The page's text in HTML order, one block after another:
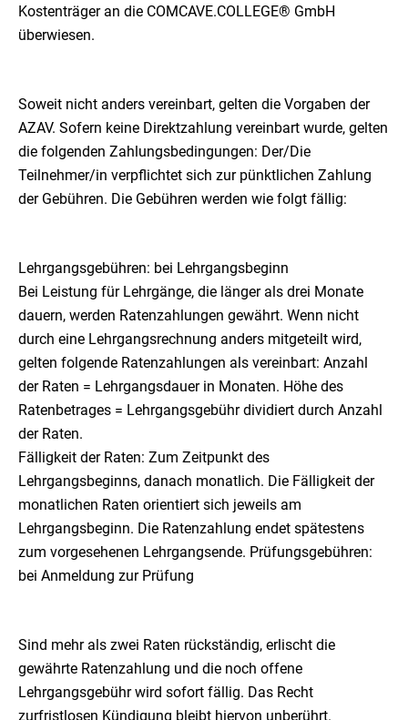
Kostenträger an die COMCAVE.COLLEGE® GmbH
überwiesen.
Soweit nicht anders vereinbart, gelten die Vorgaben der
AZAV. Sofern keine Direktzahlung vereinbart wurde, gelten
die folgenden Zahlungsbedingungen: Der/Die
Teilnehmer/in verpflichtet sich zur pünktlichen Zahlung
der Gebühren. Die Gebühren werden wie folgt fällig:
Lehrgangsgebühren: bei Lehrgangsbeginn
Bei Leistung für Lehrgänge, die länger als drei Monate
dauern, werden Ratenzahlungen gewährt. Wenn nicht
durch eine Lehrgangsrechnung anders mitgeteilt wird,
gelten folgende Ratenzahlungen als vereinbart: Anzahl
der Raten = Lehrgangsdauer in Monaten. Höhe des
Ratenbetrages = Lehrgangsgebühr dividiert durch Anzahl
der Raten.
Fälligkeit der Raten: Zum Zeitpunkt des
Lehrgangsbeginns, danach monatlich. Die Fälligkeit der
monatlichen Raten orientiert sich jeweils am
Lehrgangsbeginn. Die Ratenzahlung endet spätestens
zum vorgesehenen Lehrgangsende. Prüfungsgebühren:
bei Anmeldung zur Prüfung
Sind mehr als zwei Raten rückständig, erlischt die
gewährte Ratenzahlung und die noch offene
Lehrgangsgebühr wird sofort fällig. Das Recht
zurfristlosen Kündigung bleibt hiervon unberührt.